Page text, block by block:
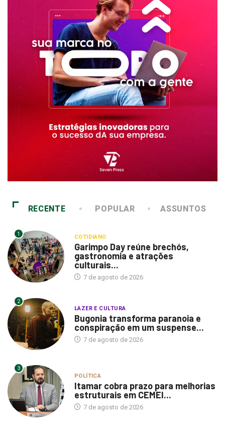
RECENTE POPULAR ASSUNTOS
1 COTIDIANO
Garimpo Day reúne brechós,
gastronomia e atrações
culturais...
7 de agosto de 2026
2
LAZER E CULTURA
Bugonia transforma paranoia e
conspiração em um suspense...
7 de agosto de 2026
3
POLÍTICA
Itamar cobra prazo para melhorias
estruturais em CEMEI...
7 de agosto de 2026